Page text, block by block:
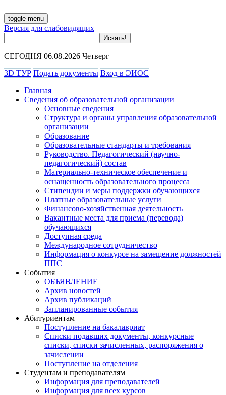
toggle menu
Версия для слабовидящих
СЕГОДНЯ 06.08.2026 Четверг
3D ТУР Подать документы Вход в ЭИОС
Главная
Сведения об образовательной организации
Основные сведения
Структура и органы управления образовательной
организации
Образование
Образовательные стандарты и требования
Руководство. Педагогический (научно-
педагогический) состав
Материально-техническое обеспечение и
оснащенность образовательного процесса
Стипендии и меры поддержки обучающихся
Платные образовательные услуги
Финансово-хозяйственная деятельность
Вакантные места для приема (перевода)
обучающихся
Доступная среда
Международное сотрудничество
Информация о конкурсе на замещение должностей
ППС
События
ОБЪЯВЛЕНИЕ
Архив новостей
Архив публикаций
Запланированные события
Абитуриентам
Поступление на бакалавриат
Списки подавших документы, конкурсные
списки, списки зачисленных, распоряжения о
зачислении
Поступление на отделения
Студентам и преподавателям
Информация для преподавателей
Информация для всех курсов